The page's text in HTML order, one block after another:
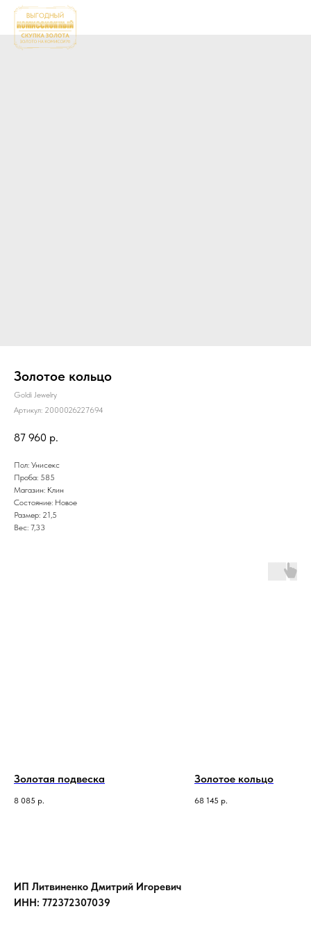
Золотое кольцо
Goldi Jewelry
Артикул: 2000026227694
87 960 р.
Пол: Унисекс
Проба: 585
Магазин: Клин
Состояние: Новое
Размер: 21,5
Вес: 7,33
Золотая подвеска
8 085 р.
Золотое кольцо
68 145 р.
ИП Литвиненко Дмитрий Игоревич
ИНН: 772372307039